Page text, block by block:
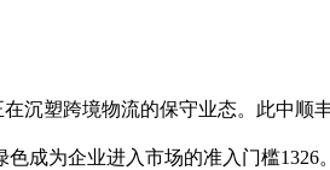
沉塑跨境物流的保守业态。此中顺
成为企业进入市场的准入门槛1326